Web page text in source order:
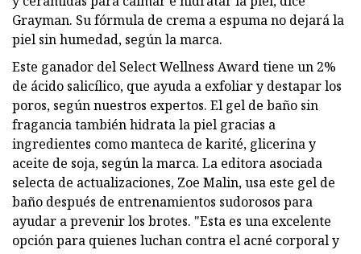
Grayman. Su fórmula de crema a espuma no dejará la
piel sin humedad, según la marca.
Este ganador del Select Wellness Award tiene un 2%
de ácido salicílico, que ayuda a exfoliar y destapar los
poros, según nuestros expertos. El gel de baño sin
fragancia también hidrata la piel gracias a
ingredientes como manteca de karité, glicerina y
aceite de soja, según la marca. La editora asociada
selecta de actualizaciones, Zoe Malin, usa este gel de
baño después de entrenamientos sudorosos para
ayudar a prevenir los brotes. "Esta es una excelente
opción para quienes luchan contra el acné corporal y